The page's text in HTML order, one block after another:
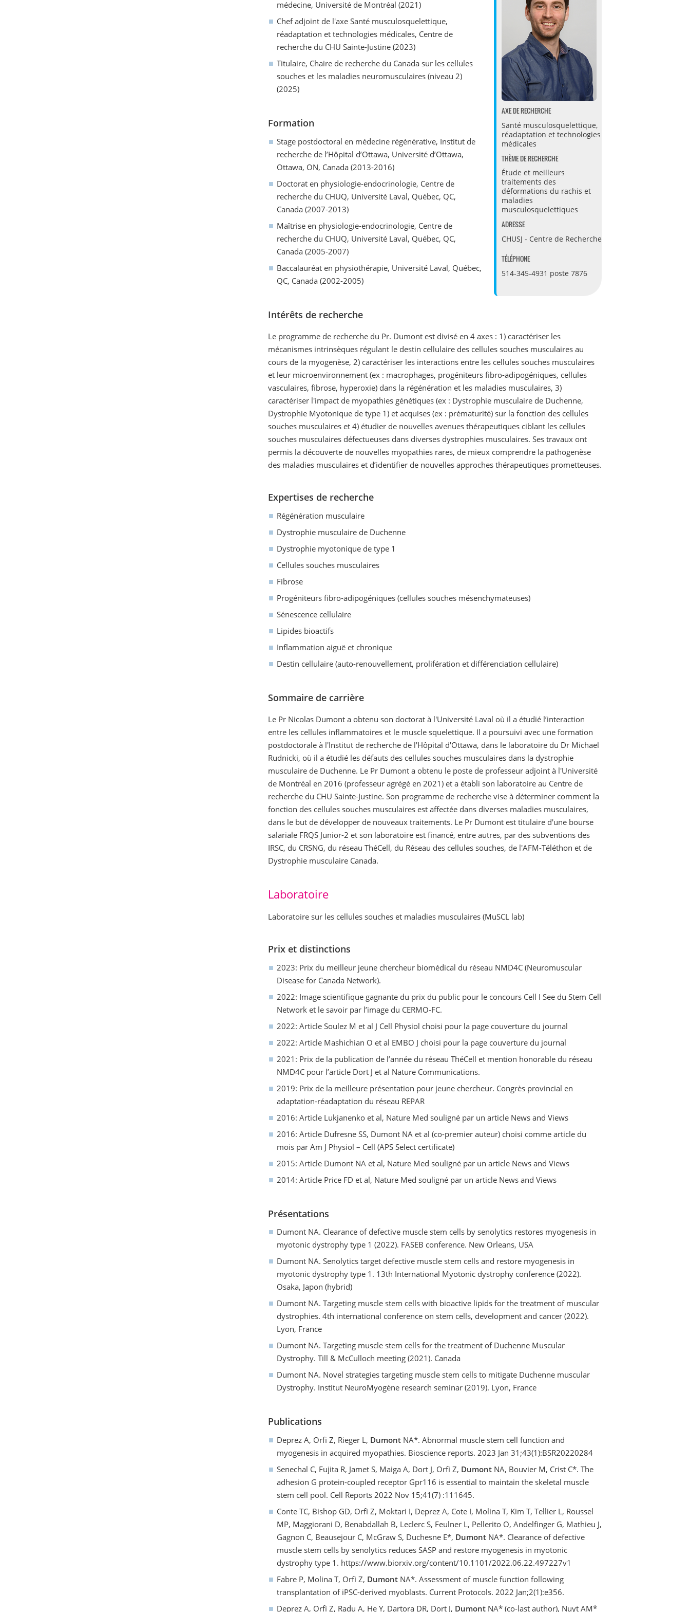
AXE DE RECHERCHE
Santé musculosquelettique,
réadaptation et technologies
médicales
THÈME DE RECHERCHE
Étude et meilleurs
traitements des
déformations du rachis et
maladies
musculosquelettiques
ADRESSE
CHUSJ - Centre de Recherche
TÉLÉPHONE
514-345-4931 poste 7876
médecine, Université de Montréal (2021)
Chef adjoint de l'axe Santé musculosquelettique,
réadaptation et technologies médicales, Centre de
recherche du CHU Sainte-Justine (2023)
Titulaire, Chaire de recherche du Canada sur les cellules
souches et les maladies neuromusculaires (niveau 2)
(2025)
Formation
Stage postdoctoral en médecine régénérative, Institut de
recherche de l’Hôpital d’Ottawa, Université d’Ottawa,
Ottawa, ON, Canada (2013-2016)
Doctorat en physiologie-endocrinologie, Centre de
recherche du CHUQ, Université Laval, Québec, QC,
Canada (2007-2013)
Maîtrise en physiologie-endocrinologie, Centre de
recherche du CHUQ, Université Laval, Québec, QC,
Canada (2005-2007)
Baccalauréat en physiothérapie, Université Laval, Québec,
QC, Canada (2002-2005)
Intérêts de recherche
Le programme de recherche du Pr. Dumont est divisé en 4 axes : 1) caractériser les
mécanismes intrinsèques régulant le destin cellulaire des cellules souches musculaires au
cours de la myogenèse, 2) caractériser les interactions entre les cellules souches musculaires
et leur microenvironnement (ex : macrophages, progéniteurs fibro-adipogéniques, cellules
vasculaires, fibrose, hyperoxie) dans la régénération et les maladies musculaires, 3)
caractériser l'impact de myopathies génétiques (ex : Dystrophie musculaire de Duchenne,
Dystrophie Myotonique de type 1) et acquises (ex : prématurité) sur la fonction des cellules
souches musculaires et 4) étudier de nouvelles avenues thérapeutiques ciblant les cellules
souches musculaires défectueuses dans diverses dystrophies musculaires. Ses travaux ont
permis la découverte de nouvelles myopathies rares, de mieux comprendre la pathogenèse
des maladies musculaires et d’identifier de nouvelles approches thérapeutiques prometteuses.
Expertises de recherche
Régénération musculaire
Dystrophie musculaire de Duchenne
Dystrophie myotonique de type 1
Cellules souches musculaires
Fibrose
Progéniteurs fibro-adipogéniques (cellules souches mésenchymateuses)
Sénescence cellulaire
Lipides bioactifs
Inflammation aiguë et chronique
Destin cellulaire (auto-renouvellement, prolifération et différenciation cellulaire)
Sommaire de carrière
Le Pr Nicolas Dumont a obtenu son doctorat à l'Université Laval où il a étudié l’interaction
entre les cellules inflammatoires et le muscle squelettique. Il a poursuivi avec une formation
postdoctorale à l'Institut de recherche de l'Hôpital d'Ottawa, dans le laboratoire du Dr Michael
Rudnicki, où il a étudié les défauts des cellules souches musculaires dans la dystrophie
musculaire de Duchenne. Le Pr Dumont a obtenu le poste de professeur adjoint à l'Université
de Montréal en 2016 (professeur agrégé en 2021) et a établi son laboratoire au Centre de
recherche du CHU Sainte-Justine. Son programme de recherche vise à déterminer comment la
fonction des cellules souches musculaires est affectée dans diverses maladies musculaires,
dans le but de développer de nouveaux traitements. Le Pr Dumont est titulaire d'une bourse
salariale FRQS Junior-2 et son laboratoire est financé, entre autres, par des subventions des
IRSC, du CRSNG, du réseau ThéCell, du Réseau des cellules souches, de l'AFM-Téléthon et de
Dystrophie musculaire Canada.
Laboratoire
Laboratoire sur les cellules souches et maladies musculaires (MuSCL lab)
Prix et distinctions
2023: Prix du meilleur jeune chercheur biomédical du réseau NMD4C (Neuromuscular
Disease for Canada Network).
2022: Image scientifique gagnante du prix du public pour le concours Cell I See du Stem Cell
Network et le savoir par l’image du CERMO-FC.
2022: Article Soulez M et al J Cell Physiol choisi pour la page couverture du journal
2022: Article Mashichian O et al EMBO J choisi pour la page couverture du journal
2021: Prix de la publication de l’année du réseau ThéCell et mention honorable du réseau
NMD4C pour l’article Dort J et al Nature Communications.
2019: Prix de la meilleure présentation pour jeune chercheur. Congrès provincial en
adaptation-réadaptation du réseau REPAR
2016: Article Lukjanenko et al, Nature Med souligné par un article News and Views
2016: Article Dufresne SS, Dumont NA et al (co-premier auteur) choisi comme article du
mois par Am J Physiol – Cell (APS Select certificate)
2015: Article Dumont NA et al, Nature Med souligné par un article News and Views
2014: Article Price FD et al, Nature Med souligné par un article News and Views
Présentations
Dumont NA. Clearance of defective muscle stem cells by senolytics restores myogenesis in
myotonic dystrophy type 1 (2022). FASEB conference. New Orleans, USA
Dumont NA. Senolytics target defective muscle stem cells and restore myogenesis in
myotonic dystrophy type 1. 13th International Myotonic dystrophy conference (2022).
Osaka, Japon (hybrid)
Dumont NA. Targeting muscle stem cells with bioactive lipids for the treatment of muscular
dystrophies. 4th international conference on stem cells, development and cancer (2022).
Lyon, France
Dumont NA. Targeting muscle stem cells for the treatment of Duchenne Muscular
Dystrophy. Till & McCulloch meeting (2021). Canada
Dumont NA. Novel strategies targeting muscle stem cells to mitigate Duchenne muscular
Dystrophy. Institut NeuroMyogène research seminar (2019). Lyon, France
Publications
Deprez A, Orfi Z, Rieger L, Dumont NA*. Abnormal muscle stem cell function and
myogenesis in acquired myopathies. Bioscience reports. 2023 Jan 31;43(1):BSR20220284
Senechal C, Fujita R, Jamet S, Maiga A, Dort J, Orfi Z, Dumont NA, Bouvier M, Crist C*. The
adhesion G protein-coupled receptor Gpr116 is essential to maintain the skeletal muscle
stem cell pool. Cell Reports 2022 Nov 15;41(7) :111645.
Conte TC, Bishop GD, Orfi Z, Moktari I, Deprez A, Cote I, Molina T, Kim T, Tellier L, Roussel
MP, Maggiorani D, Benabdallah B, Leclerc S, Feulner L, Pellerito O, Andelfinger G, Mathieu J,
Gagnon C, Beausejour C, McGraw S, Duchesne E*, Dumont NA*. Clearance of defective
muscle stem cells by senolytics reduces SASP and restore myogenesis in myotonic
dystrophy type 1. https://www.biorxiv.org/content/10.1101/2022.06.22.497227v1
Fabre P, Molina T, Orfi Z, Dumont NA*. Assessment of muscle function following
transplantation of iPSC-derived myoblasts. Current Protocols. 2022 Jan;2(1):e356.
Deprez A, Orfi Z, Radu A, He Y, Dartora DR, Dort J, Dumont NA* (co-last author), Nuyt AM*